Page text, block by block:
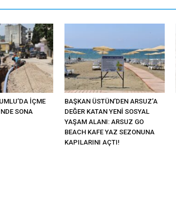
İÇME
SONA
BAŞKAN ÜSTÜN’DEN ARSUZ’A
DEĞER KATAN YENİ SOSYAL
YAŞAM ALANI: ARSUZ GO
BEACH KAFE YAZ SEZONUNA
KAPILARINI AÇTI!